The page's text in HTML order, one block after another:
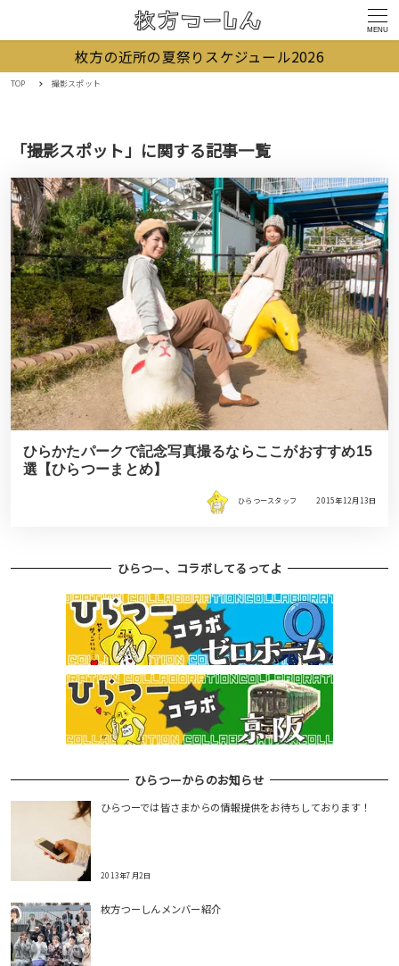
MENU
枚方の近所の夏祭りスケジュール2026
TOP 撮影スポット
「撮影スポット」に関する記事一覧
ひらかたパークで記念写真撮るならここがおすすめ15
選【ひらつーまとめ】
ひらつースタッフ 2015年12月13日
ひらつー、コラボしてるってよ
ひらつーからのお知らせ
ひらつーでは皆さまからの情報提供をお待ちしております！
2013年7月2日
枚方つーしんメンバー紹介